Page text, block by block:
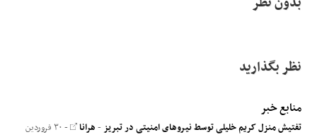
نظر بگذارید
منابع خبر
تفتیش منزل کریم خلیلی توسط نیروهای امنیتی در تبریز-هرانا
- ۳۰ فروردین